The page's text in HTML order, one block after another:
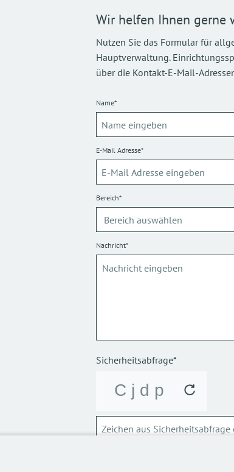
Wir helfen Ihnen gerne
Nutzen Sie das Formular für
Hauptverwaltung.
über die Kontakt-E-Mail-
Name*
E-Mail Adresse*
Bereich*
Nachricht*
Sicherheitsabfrage*